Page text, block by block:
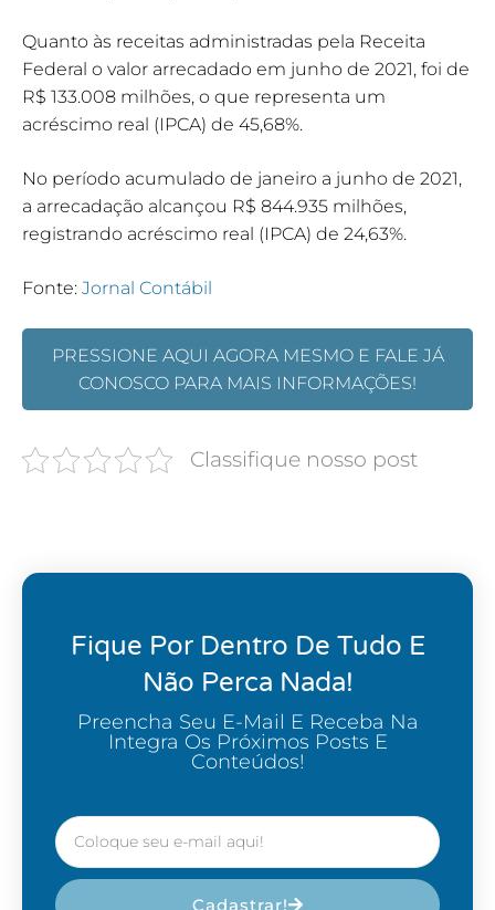
Quanto às receitas administradas pela Receita
Federal o valor arrecadado em junho de 2021, foi de
R$ 133.008 milhões, o que representa um
acréscimo real (IPCA) de 45,68%.
No período acumulado de janeiro a junho de 2021,
a arrecadação alcançou R$ 844.935 milhões,
registrando acréscimo real (IPCA) de 24,63%.
Fonte: Jornal Contábil
PRESSIONE AQUI AGORA MESMO E FALE JÁ
CONOSCO PARA MAIS INFORMAÇÕES!
Classifique nosso post
Fique Por Dentro De Tudo E
Não Perca Nada!
Preencha Seu E-Mail E Receba Na
Integra Os Próximos Posts E
Conteúdos!
Cadastrar!